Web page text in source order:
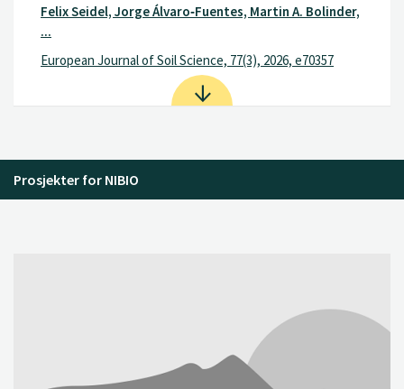
Felix Seidel, Jorge Álvaro‐Fuentes, Martin A. Bolinder,
...
European Journal of Soil Science, 77(3), 2026, e70357
Prosjekter for NIBIO